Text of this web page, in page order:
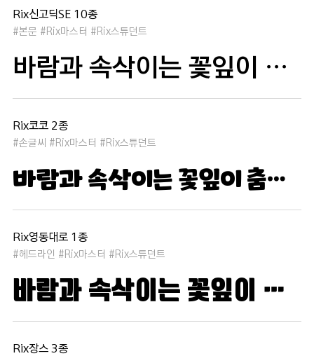
Rix신고딕SE 10종
#본문 #Rix마스터 #Rix스튜던트
바람과 속삭이는 꽃잎이 춤추듯 하늘을 날아 새처럼 꿈은 자유롭고 별빛처럼 빛나 새벽의 고요함 속에서 겨울 눈처럼 순수한 열정은 봄을 부른다
Rix코코 2종
#손글씨 #Rix마스터 #Rix스튜던트
바람과 속삭이는 꽃잎이 춤추듯 하늘을 날아 새처럼 꿈은 자유롭고 별빛처럼 빛나 새벽의 고요함 속에서 겨울 눈처럼 순수한 열정은 봄을 부른다
Rix영동대로 1종
#헤드라인 #Rix마스터 #Rix스튜던트
바람과 속삭이는 꽃잎이 춤추듯 하늘을 날아 새처럼 꿈은 자유롭고 별빛처럼 빛나 새벽의 고요함 속에서 겨울 눈처럼 순수한 열정은 봄을 부른다
Rix장스 3종